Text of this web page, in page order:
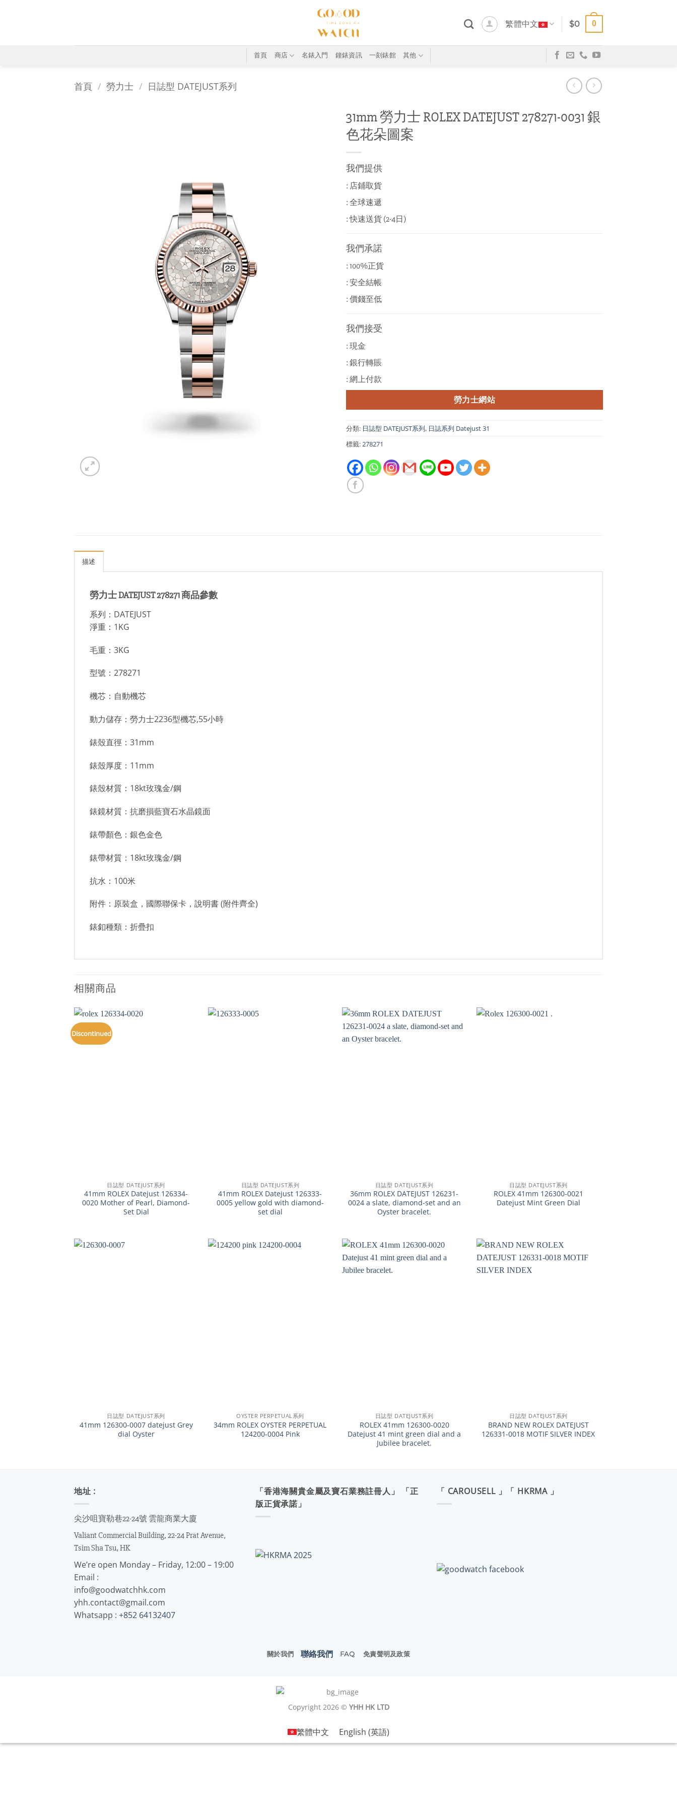
繁體中文 $0 0
首頁 商店 名錶入門 鐘錶資訊 一刻錶館 其他
首頁 / 勞力士 / 日誌型 DATEJUST系列
31mm 勞力士 ROLEX DATEJUST 278271-0031 銀
色花朵圖案
我們提供
: 店鋪取貨
: 全球速遞
: 快速送貨 (2-4日)
我們承諾
: 100%正貨
: 安全結帳
: 價錢至低
我們接受
: 現金
: 銀行轉賬
: 網上付款
勞力士網站
分類: 日誌型 DATEJUST系列, 日誌系列 Datejust 31
標籤:278271
描述
勞力士 DATEJUST 278271 商品參數
系列：DATEJUST
淨重：1KG
毛重：3KG
型號：278271
機芯：自動機芯
動力儲存：勞力士2236型機芯,55小時
錶殼直徑：31mm
錶殼厚度：11mm
錶殼材質：18kt玫瑰金/鋼
錶鏡材質：抗磨損藍寶石水晶鏡面
錶帶顏色：銀色金色
錶帶材質：18kt玫瑰金/鋼
抗水：100米
附件：原裝盒，國際聯保卡，說明書 (附件齊全)
錶釦種類：折疊扣
相關商品
Discontinued
日誌型 DATEJUST系列
41mm ROLEX Datejust 126334-
0020 Mother of Pearl, Diamond-
Set Dial
日誌型 DATEJUST系列
41mm ROLEX Datejust 126333-
0005 yellow gold with diamond-
set dial
日誌型 DATEJUST系列
36mm ROLEX DATEJUST 126231-
0024 a slate, diamond-set and an
Oyster bracelet.
日誌型 DATEJUST系列
ROLEX 41mm 126300-0021
Datejust Mint Green Dial
日誌型 DATEJUST系列
41mm 126300-0007 datejust Grey
dial Oyster
OYSTER PERPETUAL系列
34mm ROLEX OYSTER PERPETUAL
124200-0004 Pink
日誌型 DATEJUST系列
ROLEX 41mm 126300-0020
Datejust 41 mint green dial and a
Jubilee bracelet.
日誌型 DATEJUST系列
BRAND NEW ROLEX DATEJUST
126331-0018 MOTIF SILVER INDEX
地址 :
尖沙咀寶勒巷22-24號 雲龍商業大廈
Valiant Commercial Building, 22-24 Prat Avenue,
Tsim Sha Tsu, HK
We’re open Monday – Friday, 12:00 – 19:00
Email :
info@goodwatchhk.com
yhh.contact@gmail.com
Whatsapp : +852 64132407
「香港海關貴金屬及寶石業務註冊人」 「正
版正貨承諾」
「 CAROUSELL 」「 HKRMA 」
關於我們 聯絡我們 FAQ 免責聲明及政策
Copyright 2026 © YHH HK LTD
繁體中文 English (英語)